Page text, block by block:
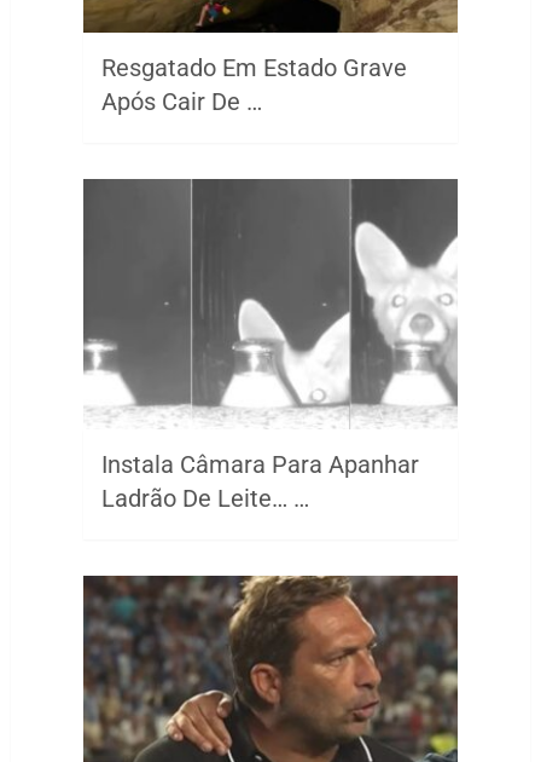
Resgatado Em Estado Grave
Após Cair De …
Instala Câmara Para Apanhar
Ladrão De Leite… …